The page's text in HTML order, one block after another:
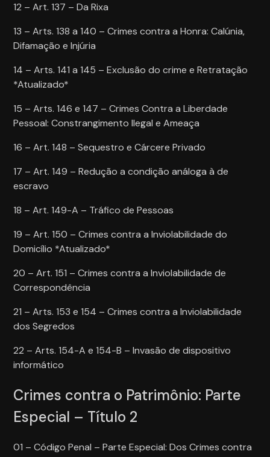
12 – Art. 137 – Da Rixa
13 – Arts. 138 a 140 – Crimes contra a Honra: Calúnia,
Difamação e Injúria
14 – Arts. 141 a 145 – Exclusão do crime e Retratação
*Atualizado*
15 – Arts. 146 e 147 – Crimes Contra a Liberdade
Pessoal: Constrangimento Ilegal e Ameaça
16 – Art. 148 – Sequestro e Cárcere Privado
17 – Art. 149 – Redução a condição análoga à de
escravo
18 – Art. 149-A – Tráfico de Pessoas
19 – Art. 150 – Crimes contra a Inviolabilidade do
Domicílio *Atualizado*
20 – Art. 151 – Crimes contra a Inviolabilidade de
Correspondência
21 – Arts. 153 e 154 – Crimes contra a Inviolabilidade
dos Segredos
22 – Arts. 154-A e 154-B – Invasão de dispositivo
informático
Crimes contra o Patrimônio: Parte
Especial – Título 2
01 – Código Penal – Parte Especial: Dos Crimes contra